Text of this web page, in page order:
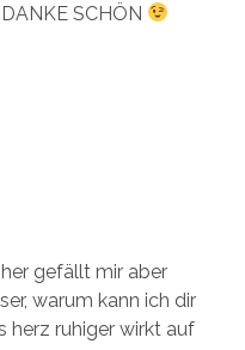
SCHÖN
gefällt mir aber
warum kann ich dir
herz ruhiger wirkt auf